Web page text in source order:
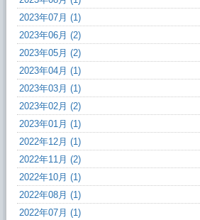
2023年07月 (1)
2023年06月 (2)
2023年05月 (2)
2023年04月 (1)
2023年03月 (1)
2023年02月 (2)
2023年01月 (1)
2022年12月 (1)
2022年11月 (2)
2022年10月 (1)
2022年08月 (1)
2022年07月 (1)